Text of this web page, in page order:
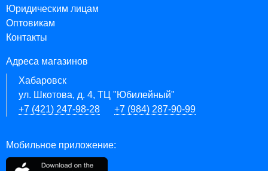
Юридическим лицам
Оптовикам
Контакты
Адреса магазинов
Хабаровск
ул. Шкотова, д. 4, ТЦ "Юбилейный"
+7 (421) 247-98-28
+7 (984) 287-90-99
Мобильное приложение: